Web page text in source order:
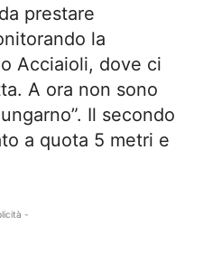
prestare
la
Acciaioli, dove ci
A ora non sono
Il secondo
a quota 5 metri e
-